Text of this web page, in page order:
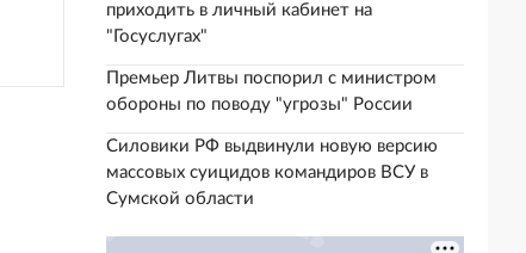
приходить в личный кабинет на
"Госуслугах"
Премьер Литвы поспорил с министром
обороны по поводу "угрозы" России
Силовики РФ выдвинули новую версию
массовых суицидов командиров ВСУ в
Сумской области